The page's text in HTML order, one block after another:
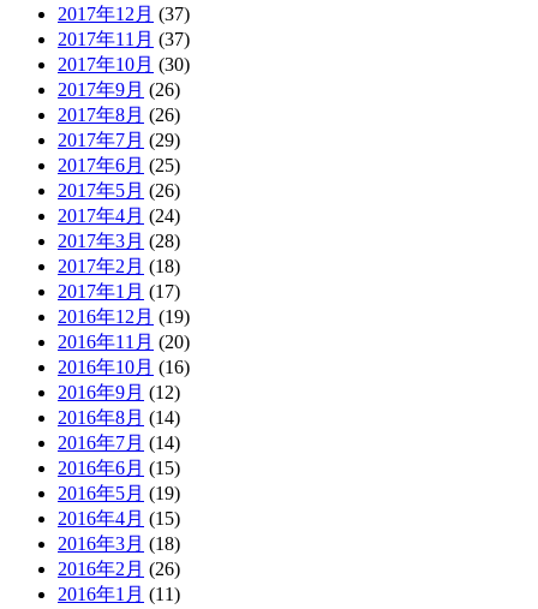
2017年12月 (37)
2017年11月 (37)
2017年10月 (30)
2017年9月 (26)
2017年8月 (26)
2017年7月 (29)
2017年6月 (25)
2017年5月 (26)
2017年4月 (24)
2017年3月 (28)
2017年2月 (18)
2017年1月 (17)
2016年12月 (19)
2016年11月 (20)
2016年10月 (16)
2016年9月 (12)
2016年8月 (14)
2016年7月 (14)
2016年6月 (15)
2016年5月 (19)
2016年4月 (15)
2016年3月 (18)
2016年2月 (26)
2016年1月 (11)